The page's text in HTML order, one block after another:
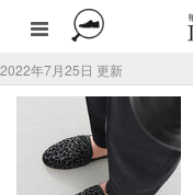
2022年7月25日 更新